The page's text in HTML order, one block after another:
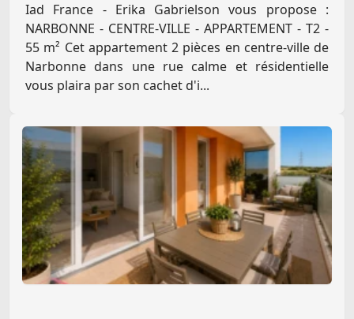
Iad France - Erika Gabrielson vous propose :
NARBONNE - CENTRE-VILLE - APPARTEMENT - T2 -
55 m² Cet appartement 2 pièces en centre-ville de
Narbonne dans une rue calme et résidentielle
vous plaira par son cachet d'i...